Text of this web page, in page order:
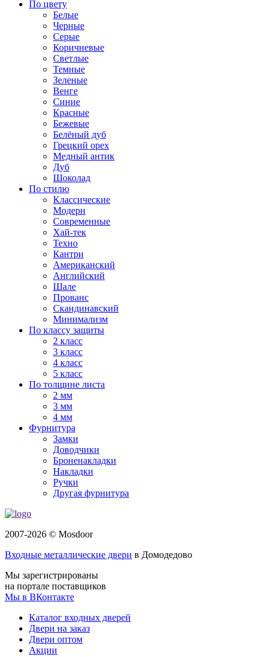
По цвету
Белые
Черные
Серые
Коричневые
Светлые
Темные
Зеленые
Венге
Синие
Красные
Бежевые
Белёный дуб
Грецкий орех
Медный антик
Дуб
Шоколад
По стилю
Классические
Модерн
Современные
Хай-тек
Техно
Кантри
Американский
Английский
Шале
Прованс
Скандинавский
Минимализм
По классу защиты
2 класс
3 класс
4 класс
5 класс
По толщине листа
2 мм
3 мм
4 мм
Фурнитура
Замки
Доводчики
Броненакладки
Накладки
Ручки
Другая фурнитура
2007-2026 © Mosdoor
Входные металлические двери в Домодедово
Мы зарегистрированы
на портале поставщиков
Мы в ВКонтакте
Каталог входных дверей
Двери на заказ
Двери оптом
Акции